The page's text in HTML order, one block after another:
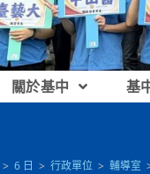
關於基中 基
> 6 日 > 行政單位 > 輔導室